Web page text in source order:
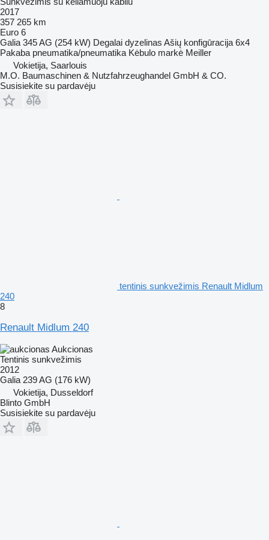
2017
357 265 km
Euro 6
Galia 345 AG (254 kW) Degalai dyzelinas Ašių konfigūracija 6x4
Pakaba pneumatika/pneumatika Kėbulo markė Meiller
Vokietija, Saarlouis
M.O. Baumaschinen & Nutzfahrzeughandel GmbH & CO.
Susisiekite su pardavėju
tentinis sunkvežimis Renault Midlum
240
8
Renault Midlum 240
Aukcionas
Tentinis sunkvežimis
2012
Galia 239 AG (176 kW)
Vokietija, Dusseldorf
Blinto GmbH
Susisiekite su pardavėju